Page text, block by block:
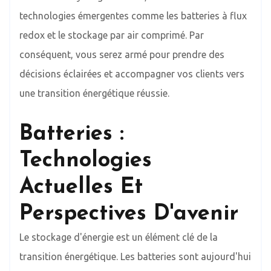
technologies émergentes comme les batteries à flux
redox et le stockage par air comprimé. Par
conséquent, vous serez armé pour prendre des
décisions éclairées et accompagner vos clients vers
une transition énergétique réussie.
Batteries :
Technologies
Actuelles Et
Perspectives D'avenir
Le stockage d'énergie est un élément clé de la
transition énergétique. Les batteries sont aujourd'hui